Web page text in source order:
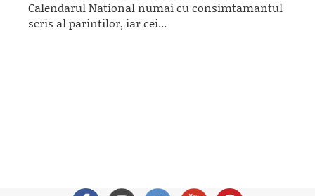
Calendarul National numai cu consimtamantul
scris al parintilor, iar cei...